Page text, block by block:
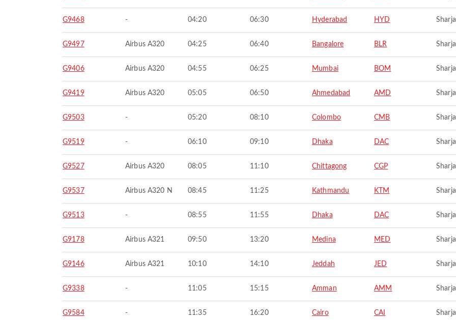
G9468 - 04:20 06:30 Hyderabad HYD
G9497 Airbus A320 04:25 06:40 Bangalore BLR
G9406 Airbus A320 04:55 06:25 Mumbai BOM
G9419 Airbus A320 05:05 06:50 Ahmedabad AMD
G9503 - 05:20 08:10 Colombo CMB
G9519 - 06:10 09:10 Dhaka DAC
G9527 Airbus A320 08:05 11:10 Chittagong CGP
G9537 Airbus A320 N 08:45 11:25 Kathmandu KTM
G9513 - 08:55 11:55 Dhaka DAC
G9178 Airbus A321 09:50 13:20 Medina MED
G9146 Airbus A321 10:10 14:10 Jeddah JED
G9338 - 11:05 15:15 Amman AMM
G9584 - 11:35 16:20 Cairo CAI